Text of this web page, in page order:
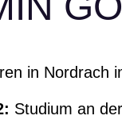
in Nordrach
Studium an